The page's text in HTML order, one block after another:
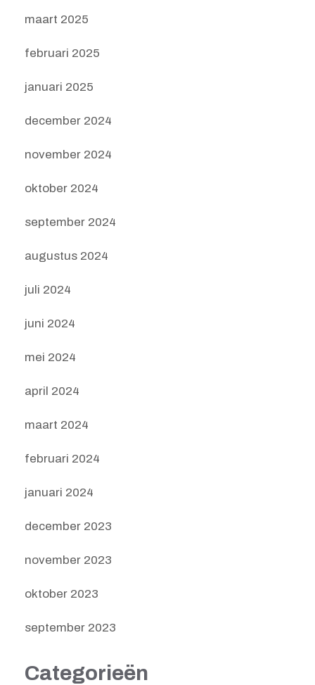
maart 2025
februari 2025
januari 2025
december 2024
november 2024
oktober 2024
september 2024
augustus 2024
juli 2024
juni 2024
mei 2024
april 2024
maart 2024
februari 2024
januari 2024
december 2023
november 2023
oktober 2023
september 2023
Categorieën